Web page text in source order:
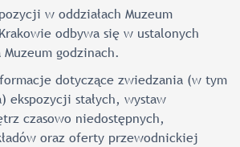
w oddziałach Muzeum
odbywa się w ustalonych
godzinach.
dotyczące zwiedzania (w tym
ekspozycji stałych, wystaw
czasowo niedostępnych,
oraz oferty przewodnickiej